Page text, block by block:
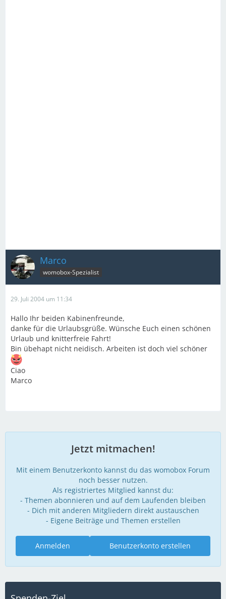
Marco
womobox-Spezialist
29. Juli 2004 um 11:34
Hallo Ihr beiden Kabinenfreunde,
danke für die Urlaubsgrüße. Wünsche Euch einen schönen
Urlaub und knitterfreie Fahrt!
Bin übehapt nicht neidisch. Arbeiten ist doch viel schöner
Ciao
Marco
Jetzt mitmachen!
Mit einem Benutzerkonto kannst du das womobox Forum
noch besser nutzen.
Als registriertes Mitglied kannst du:
- Themen abonnieren und auf dem Laufenden bleiben
- Dich mit anderen Mitgliedern direkt austauschen
- Eigene Beiträge und Themen erstellen
Benutzerkonto erstellen
Anmelden